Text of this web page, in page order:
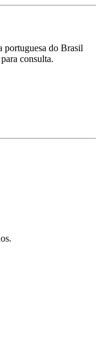
portuguesa do Brasil
consulta.